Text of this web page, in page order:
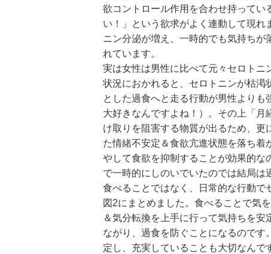
欲コントロール作用を合わせ持ってい
い！」という欲求がよく連動して現れ
ニン分泌が増え、一時的でも気持ち
れています。
実は女性は男性に比べて元々セロトニ
状況におかれると、セロトニンが枯
とした過食へと走る行動が男性より
大好きなんですよね！）。その上「
け取りを阻害する物質が出るため、更
た情緒不安定＆食欲亢進状態を落ち
やして食欲を抑制することが効果的な
で一時的にしのいでいたのでは結局
食べることではなく、日常的な行動で
図2にまとめました。食べることで気
＆気分転換を上手に行って気持ちを
ながり、過食を防ぐことになるので
定し、充実していることも大切なんで